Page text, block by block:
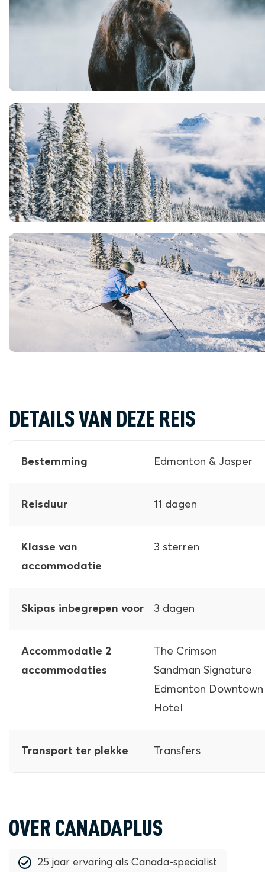
DETAILS VAN DEZE REIS
Bestemming Edmonton & Jasper
Reisduur 11 dagen
Klasse van
accommodatie
3 sterren
Skipas inbegrepen voor 3 dagen
Accommodatie 2
accommodaties
The Crimson
Sandman Signature
Edmonton Downtown
Hotel
Transport ter plekke Transfers
OVER CANADAPLUS
25 jaar ervaring als Canada-specialist